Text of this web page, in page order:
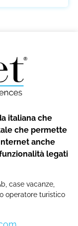
italiana che
che permette
anche
legati
case vacanze,
operatore turistico